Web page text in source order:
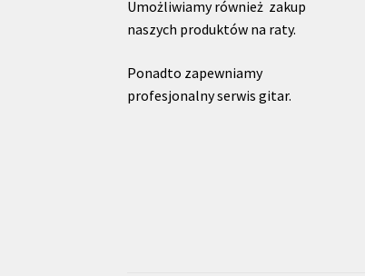
Umożliwiamy również zakup
naszych produktów na raty.
Ponadto zapewniamy
profesjonalny serwis gitar.